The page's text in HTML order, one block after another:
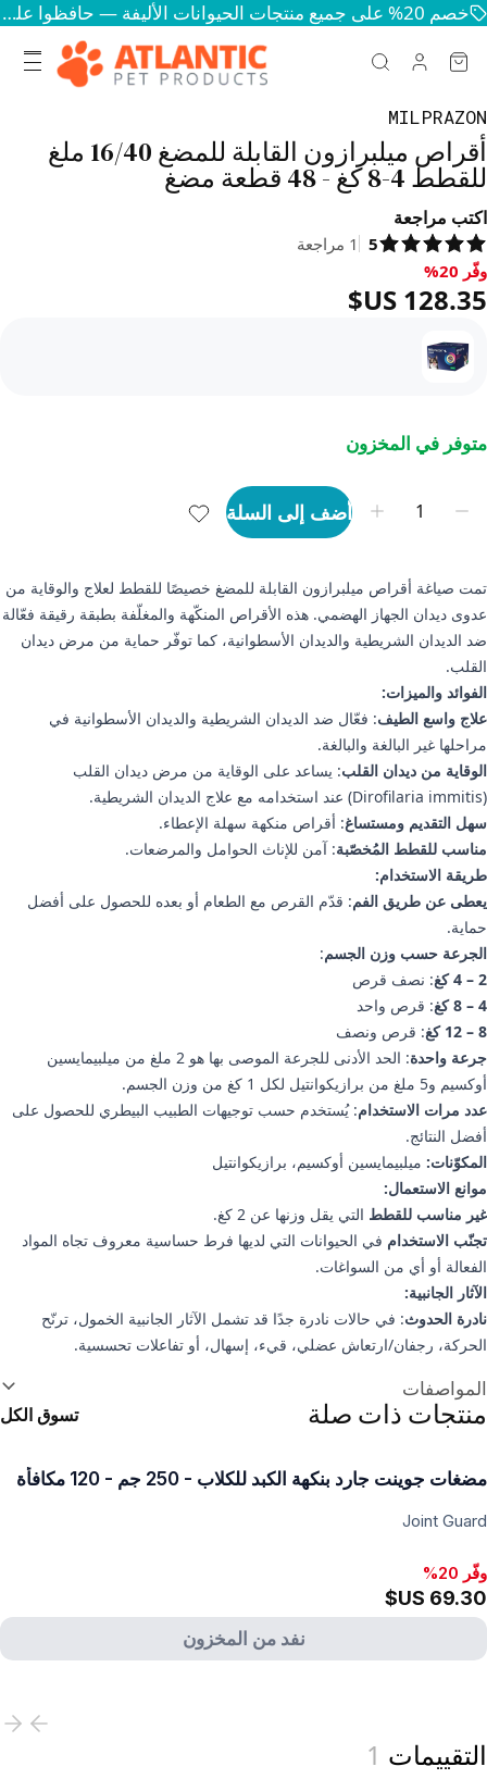
خصم 20% على جميع منتجات الحيوانات الأليفة — حافظوا على سعادة وصحة حيواناتكم
MILPRAZON
أقراص ميلبرازون القابلة للمضغ 16/40 ملغ
للقطط 4-8 كغ - 48 قطعة مضغ
اكتب مراجعة
5
1 مراجعة
وفّر 20%, ‏128.35 US$
وفّر 20%
متوفر في المخزون
أضف إلى السلة
تمت صياغة أقراص ميلبرازون القابلة للمضغ خصيصًا للقطط لعلاج والوقاية من
عدوى ديدان الجهاز الهضمي. هذه الأقراص المنكّهة والمغلّفة بطبقة رقيقة فعّالة
ضد الديدان الشريطية والديدان الأسطوانية، كما توفّر حماية من مرض ديدان
القلب.
الفوائد والميزات:
علاج واسع الطيف: فعّال ضد الديدان الشريطية والديدان الأسطوانية في
مراحلها غير البالغة والبالغة.
الوقاية من ديدان القلب: يساعد على الوقاية من مرض ديدان القلب
(Dirofilaria immitis) عند استخدامه مع علاج الديدان الشريطية.
سهل التقديم ومستساغ: أقراص منكهة سهلة الإعطاء.
مناسب للقطط المُخصّبة: آمن للإناث الحوامل والمرضعات.
طريقة الاستخدام:
يعطى عن طريق الفم: قدّم القرص مع الطعام أو بعده للحصول على أفضل
حماية.
الجرعة حسب وزن الجسم:
2 – 4 كغ
: نصف قرص
4 – 8 كغ
: قرص واحد
8 – 12 كغ
: قرص ونصف
جرعة واحدة
: الحد الأدنى للجرعة الموصى بها هو 2 ملغ من ميلبيمايسين
أوكسيم و5 ملغ من برازيكوانتيل لكل 1 كغ من وزن الجسم.
عدد مرات الاستخدام: يُستخدم حسب توجيهات الطبيب البيطري للحصول على
أفضل النتائج.
المكوّنات: ميلبيمايسين أوكسيم، برازيكوانتيل
موانع الاستعمال:
غير مناسب للقطط التي يقل وزنها عن 2 كغ.
تجنّب الاستخدام في الحيوانات التي لديها فرط حساسية معروف تجاه المواد
الفعالة أو أي من السواغات.
الآثار الجانبية:
نادرة الحدوث: في حالات نادرة جدًا قد تشمل الآثار الجانبية الخمول، ترنّح
الحركة، رجفان/ارتعاش عضلي، قيء، إسهال، أو تفاعلات تحسسية.
المواصفات
منتجات ذات صلة تسوق الكل
مضغات جوينت جارد بنكهة الكبد للكلاب - 250 جم - 120 مكافأة
Joint Guard
وفّر 20%
نفد من المخزون
وفّر 20%, ‏28.44 US$
التقييمات 1